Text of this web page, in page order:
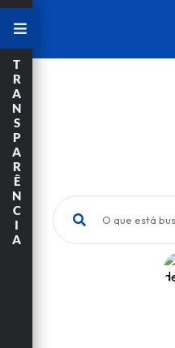
O que está buscando?
T
R
A
N
S
P
A
R
Ê
N
C
I
A